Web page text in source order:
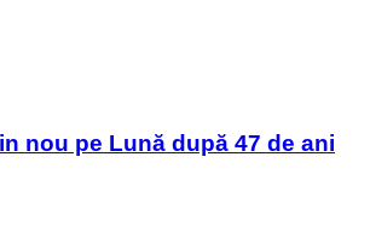
nou pe Lună după 47 de ani